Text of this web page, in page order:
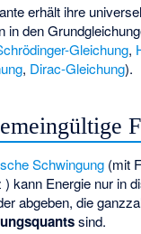
erhält ihre
in den
Gleichung,
, Dirac-Gleichung).
Schwingung(mit
) kann Energie nur in
abgeben, die
sind.